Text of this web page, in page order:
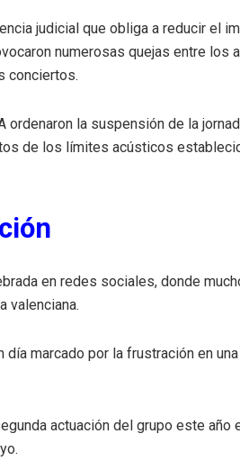
judicial que obliga a reducir el
numerosas quejas entre los
conciertos.
ordenaron la suspensión de la
de los límites acústicos
en redes sociales, donde
valenciana.
marcado por la frustración en
actuación del grupo este año